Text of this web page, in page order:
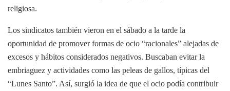
religiosa.
Los sindicatos también vieron en el sábado a la tarde la
oportunidad de promover formas de ocio “racionales” alejadas de
excesos y hábitos considerados negativos. Buscaban evitar la
embriaguez y actividades como las peleas de gallos, típicas del
“Lunes Santo”. Así, surgió la idea de que el ocio podía contribuir